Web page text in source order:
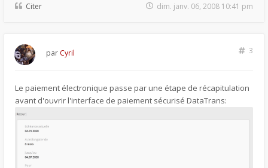
Citer dim. janv. 06, 2008 10:41 pm
3
par Cyril
Le paiement électronique passe par une étape de récapitulation
avant d'ouvrir l'interface de paiement sécurisé DataTrans: